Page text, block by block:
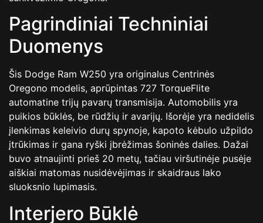
Pagrindiniai Techniniai
Duomenys
Šis Dodge Ram W250 yra originalus Centrinės
Oregono modelis, aprūpintas 727 TorqueFlite
automatine trijų pavarų transmisija. Automobilis yra
puikios būklės, be rūdžių ir avarijų. Išorėje yra nedidelis
įlenkimas keleivio durų spynoje, kapoto kėbulo užpildo
įtrūkimas ir gana ryški įbrėžimas šoninės dalies. Dažai
buvo atnaujinti prieš 20 metų, tačiau viršutinėje pusėje
aiškiai matomas nusidėvėjimas ir skaidraus lako
sluoksnio lupimasis.
Interjero Būklė